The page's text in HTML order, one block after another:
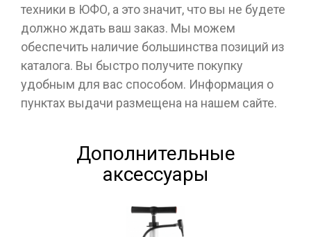
техники в ЮФО, а это значит, что вы не будете
должно ждать ваш заказ. Мы можем
обеспечить наличие большинства позиций из
каталога. Вы быстро получите покупку
удобным для вас способом. Информация о
пунктах выдачи размещена на нашем сайте.
Дополнительные
аксессуары